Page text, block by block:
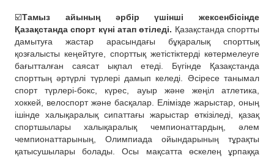
☑️Тамыз айының әрбір үшінші жексенбісінде
Қазақстанда спорт күні атап өтіледі. Қазақстанда спортты
дамытуға жастар арасындағы бұқаралық спорттық
қозғалысты кеңейтуге, спорттық жетістіктерді көтермелеуге
бағытталған саясат ықпал етеді. Бүгінде Қазақстанда
спорттың әртүрлі түрлері дамып келеді. Әсіресе танымал
спорт түрлері-бокс, күрес, ауыр және жеңіл атлетика,
хоккей, велоспорт және басқалар. Елімізде жарыстар, оның
ішінде халықаралық сипаттағы жарыстар өткізіледі, қазақ
спортшылары халықаралық чемпионаттардың, әлем
чемпионаттарының, Олимпиада ойындарының тұрақты
қатысушылары болады. Осы мақсатта өскелең ұрпаққа